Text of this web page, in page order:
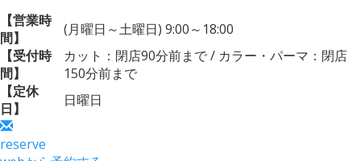
【営業時
間】
(月曜日～土曜日) 9:00～18:00
【受付時
間】
カット：閉店90分前まで / カラー・パーマ：閉店
150分前まで
【定休
日】
日曜日
reserve